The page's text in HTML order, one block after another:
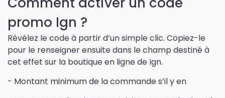
promo Ign ?
Révélez le code à partir d’un simple clic. Copiez-le
pour le renseigner ensuite dans le champ destiné à
cet effet sur la boutique en ligne de Ign.
- Montant minimum de la commande s’il y en